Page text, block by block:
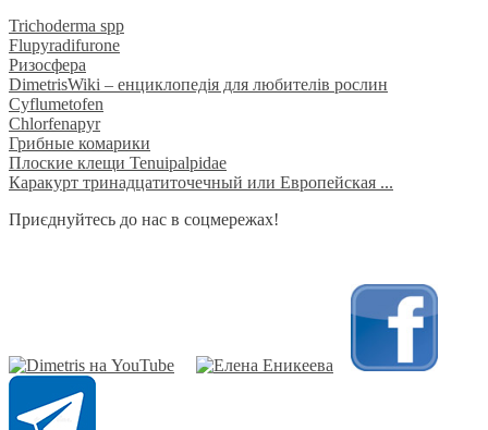
Trichoderma spp
Flupyradifurone
Ризосфера
DimetrisWiki – енциклопедія для любителів рослин
Cyflumetofen
Chlorfenapyr
Грибные комарики
Плоские клещи Tenuipalpidae
Каракурт тринадцатиточечный или Европейская ...
Приєднуйтесь до нас в соцмережах!